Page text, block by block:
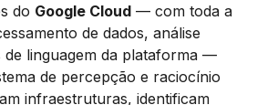
do Google Cloud — com toda a
de dados, análise
de linguagem da plataforma —
de percepção e raciocínio
infraestruturas, identificam